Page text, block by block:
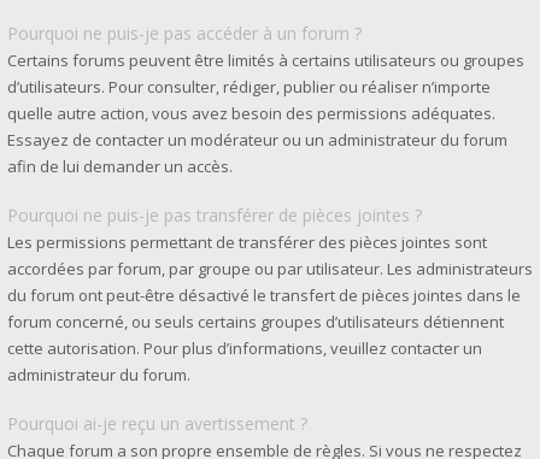
Pourquoi ne puis-je pas accéder à un forum ?
Certains forums peuvent être limités à certains utilisateurs ou groupes
d’utilisateurs. Pour consulter, rédiger, publier ou réaliser n’importe
quelle autre action, vous avez besoin des permissions adéquates.
Essayez de contacter un modérateur ou un administrateur du forum
afin de lui demander un accès.
Pourquoi ne puis-je pas transférer de pièces jointes ?
Les permissions permettant de transférer des pièces jointes sont
accordées par forum, par groupe ou par utilisateur. Les administrateurs
du forum ont peut-être désactivé le transfert de pièces jointes dans le
forum concerné, ou seuls certains groupes d’utilisateurs détiennent
cette autorisation. Pour plus d’informations, veuillez contacter un
administrateur du forum.
Pourquoi ai-je reçu un avertissement ?
Chaque forum a son propre ensemble de règles. Si vous ne respectez